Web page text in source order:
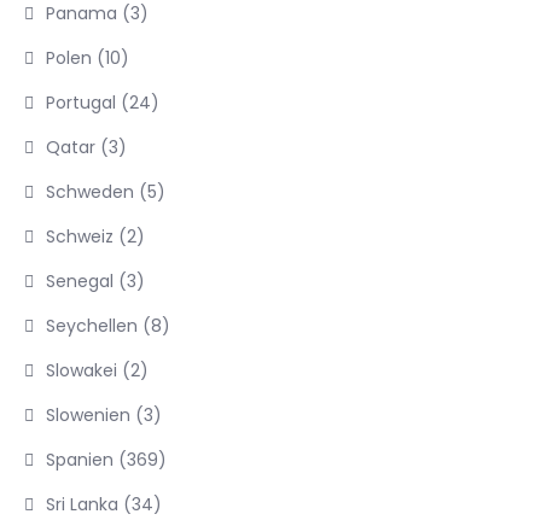
Panama (3)
Polen (10)
Portugal (24)
Qatar (3)
Schweden (5)
Schweiz (2)
Senegal (3)
Seychellen (8)
Slowakei (2)
Slowenien (3)
Spanien (369)
Sri Lanka (34)